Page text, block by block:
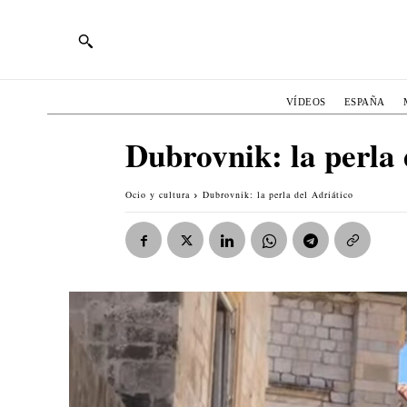
VÍDEOS ESPAÑA
Dubrovnik: la
Ocio y cultura Dubrovnik: la perla del Adriático